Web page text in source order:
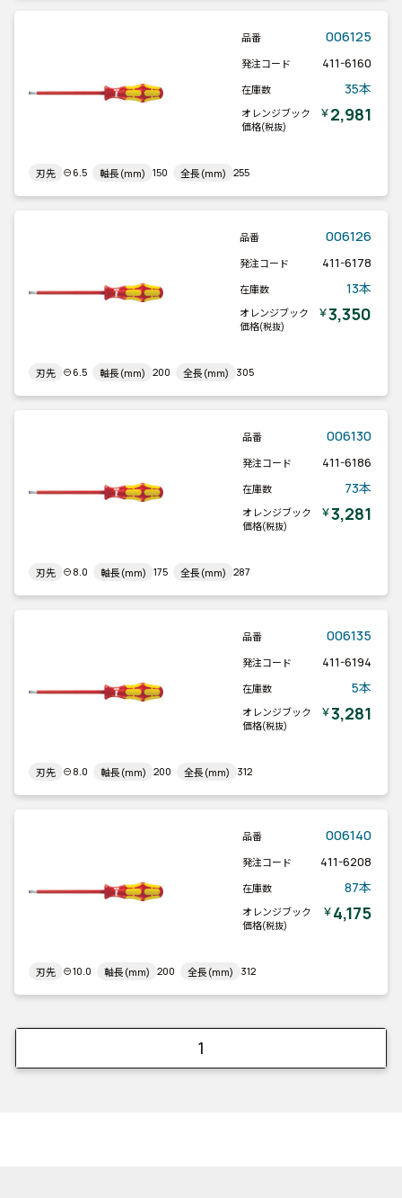
品番 006125
発注コード 411-6160
在庫数 35本
オレンジブック
価格(税抜)
￥2,981
刃先 ⊖6.5 軸長(mm) 150 全長(mm) 255
品番 006126
発注コード 411-6178
在庫数 13本
オレンジブック
価格(税抜)
￥3,350
刃先 ⊖6.5 軸長(mm) 200 全長(mm) 305
品番 006130
発注コード 411-6186
在庫数 73本
オレンジブック
価格(税抜)
￥3,281
刃先 ⊖8.0 軸長(mm) 175 全長(mm) 287
品番 006135
発注コード 411-6194
在庫数 5本
オレンジブック
価格(税抜)
￥3,281
刃先 ⊖8.0 軸長(mm) 200 全長(mm) 312
品番 006140
発注コード 411-6208
在庫数 87本
オレンジブック
価格(税抜)
￥4,175
刃先 ⊖10.0 軸長(mm) 200 全長(mm) 312
1